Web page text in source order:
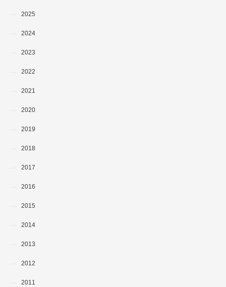
2025
2024
2023
2022
2021
2020
2019
2018
2017
2016
2015
2014
2013
2012
2011